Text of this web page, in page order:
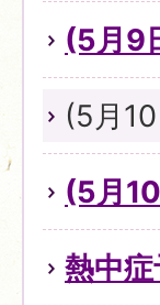
(5月9
(5月
(5月
熱中